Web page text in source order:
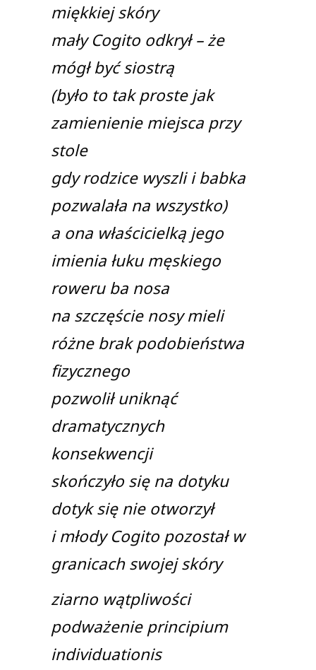
miękkiej skóry
mały Cogito odkrył – że
mógł być siostrą
(było to tak proste jak
zamienienie miejsca przy
stole
gdy rodzice wyszli i babka
pozwalała na wszystko)
a ona właścicielką jego
imienia łuku męskiego
roweru ba nosa
na szczęście nosy mieli
różne brak podobieństwa
fizycznego
pozwolił uniknąć
dramatycznych
konsekwencji
skończyło się na dotyku
dotyk się nie otworzył
i młody Cogito pozostał w
granicach swojej skóry
ziarno wątpliwości
podważenie principium
individuationis